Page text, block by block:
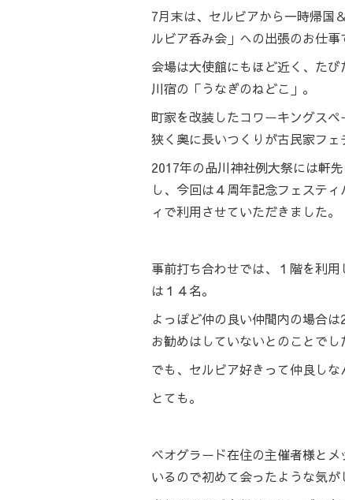
7月末は、セルビアから一時帰国
ルビア呑み会」への出張のお仕事
会場は大使館にもほど近く、た
川宿の「うなぎのねどこ」。
町家を改装したコワーキングス
狭く奥に長いつくりが古民家フェ
2017年の品川神社例大祭には軒
し、今回は４周年記念フェステ
ィで利用させていただきました。
事前打ち合わせでは、１階を利
は１４名。
よっぽど仲の良い仲間内の場合
お勧めはしていないとのことでし
でも、セルビア好きって仲良しな
とても。
ベオグラード在住の主催者様と
いるので初めて会ったような気が